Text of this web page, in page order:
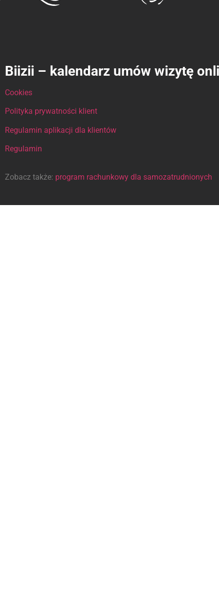
Biizii – kalendarz umów wizytę
Cookies
Polityka prywatności klient
Regulamin aplikacji dla klientów
Regulamin
Zobacz także: program rachunkowy dla samozatrudnionych